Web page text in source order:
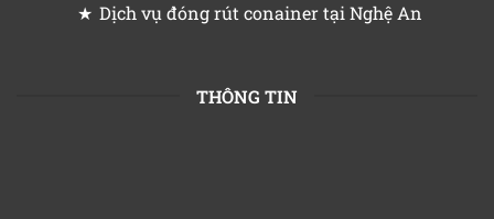
Dịch vụ đóng rút conainer tại Nghệ An
THÔNG TIN